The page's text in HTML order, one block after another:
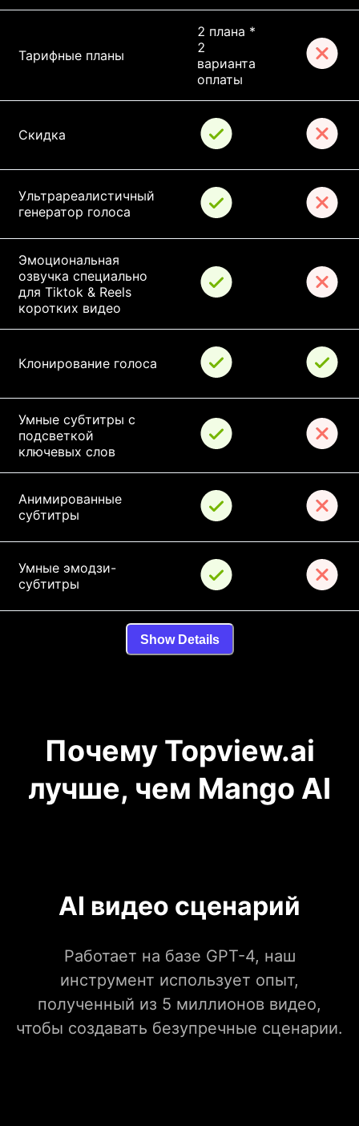
Тарифные планы
2 плана *
2
варианта
оплаты
Скидка
Ультрареалистичный
генератор голоса
Эмоциональная
озвучка специально
для Tiktok & Reels
коротких видео
Клонирование голоса
Умные субтитры с
подсветкой
ключевых слов
Анимированные
субтитры
Умные эмодзи-
субтитры
Show Details
Почему Topview.ai
лучше, чем Mango AI
AI видео сценарий
Работает на базе GPT-4, наш
инструмент использует опыт,
полученный из 5 миллионов видео,
чтобы создавать безупречные сценарии.